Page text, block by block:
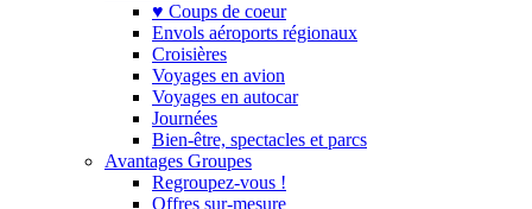
♥ Coups de coeur
Envols aéroports régionaux
Croisières
Voyages en avion
Voyages en autocar
Journées
Bien-être, spectacles et parcs
Avantages Groupes
Regroupez-vous !
Offres sur-mesure